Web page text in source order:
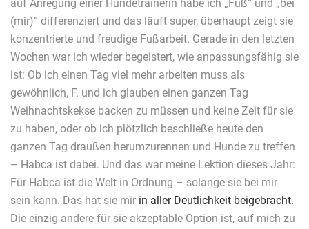
auf Anregung einer Hundetrainerin habe ich „Fuß“ und „bei
(mir)“ differenziert und das läuft super, überhaupt zeigt sie
konzentrierte und freudige Fußarbeit. Gerade in den letzten
Wochen war ich wieder begeistert, wie anpassungsfähig sie
ist: Ob ich einen Tag viel mehr arbeiten muss als
gewöhnlich, F. und ich glauben einen ganzen Tag
Weihnachtskekse backen zu müssen und keine Zeit für sie
zu haben, oder ob ich plötzlich beschließe heute den
ganzen Tag draußen herumzurennen und Hunde zu treffen
– Habca ist dabei. Und das war meine Lektion dieses Jahr:
Für Habca ist die Welt in Ordnung – solange sie bei mir
sein kann. Das hat sie mir in aller Deutlichkeit beigebracht.
Die einzig andere für sie akzeptable Option ist, auf mich zu